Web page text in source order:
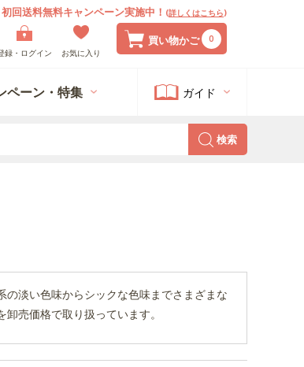
録・ログイン お気に入り
初回送料無料キャンペーン実施中！ (詳しくはこちら)
買い物かご 0
ペーン・特集 ガイド
検索
淡い色味からシックな色味までさまざまな
売価格で取り扱っています。